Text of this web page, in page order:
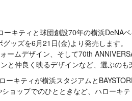
キティと球団創設70年の横浜DeNA
ッズを6月21日(金)より発売します。
ームデザイン、そして70th
と仲良く映るデザインなど、選ぶのも
ーキティが横浜スタジアムと
ョップでのひとときなど、ハローキ